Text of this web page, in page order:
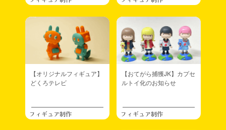
【オリジナルフィギュア】
どくろテレビ
フィギュア制作
【おてがら捕獲JK】カプセ
ルトイ化のお知らせ
フィギュア制作